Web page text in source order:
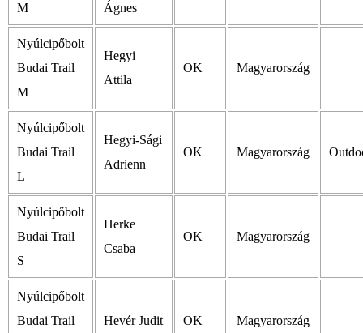
M
Ágnes
Nyúlcipőbolt
Budai Trail
M
Hegyi
Attila
OK Magyarország
Nyúlcipőbolt
Budai Trail
L
Hegyi-Sági
Adrienn
OK Magyarország
Nyúlcipőbolt
Budai Trail
S
Herke
Csaba
OK Magyarország
Nyúlcipőbolt
Budai Trail
Hevér Judit OK Magyarország